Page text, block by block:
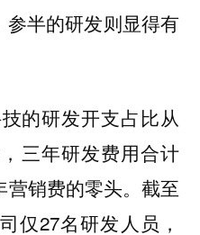
半的研发则显得有
的研发开支占比从
三年研发费用合计
销费的零头。 截至
仅27名研发人员，